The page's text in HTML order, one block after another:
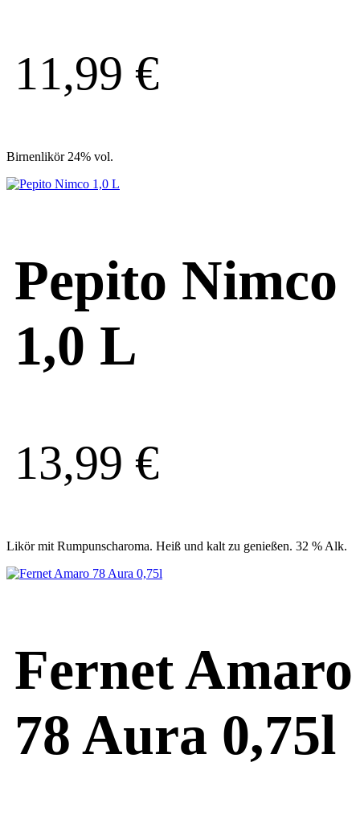
11,99 €
Birnenlikör 24% vol.
Pepito Nimco
1,0 L
13,99 €
Likör mit Rumpunscharoma. Heiß und kalt zu genießen. 32 % Alk.
Fernet Amaro
78 Aura 0,75l